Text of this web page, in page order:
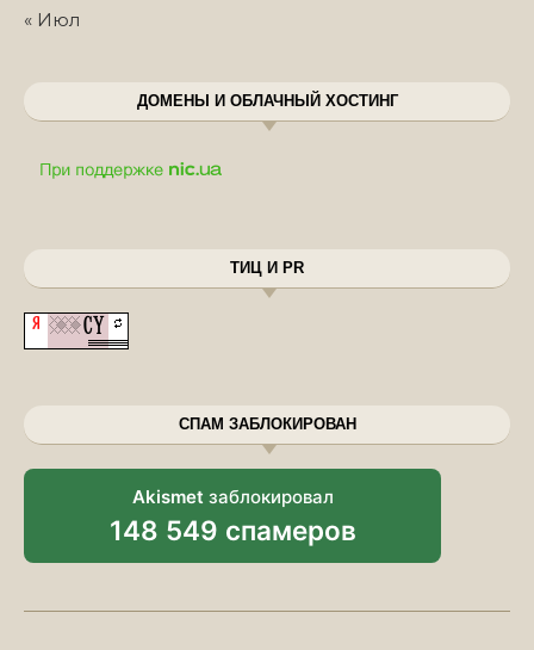
« Июл
ДОМЕНЫ И ОБЛАЧНЫЙ ХОСТИНГ
ТИЦ И PR
СПАМ ЗАБЛОКИРОВАН
Akismet заблокировал
148 549 спамеров